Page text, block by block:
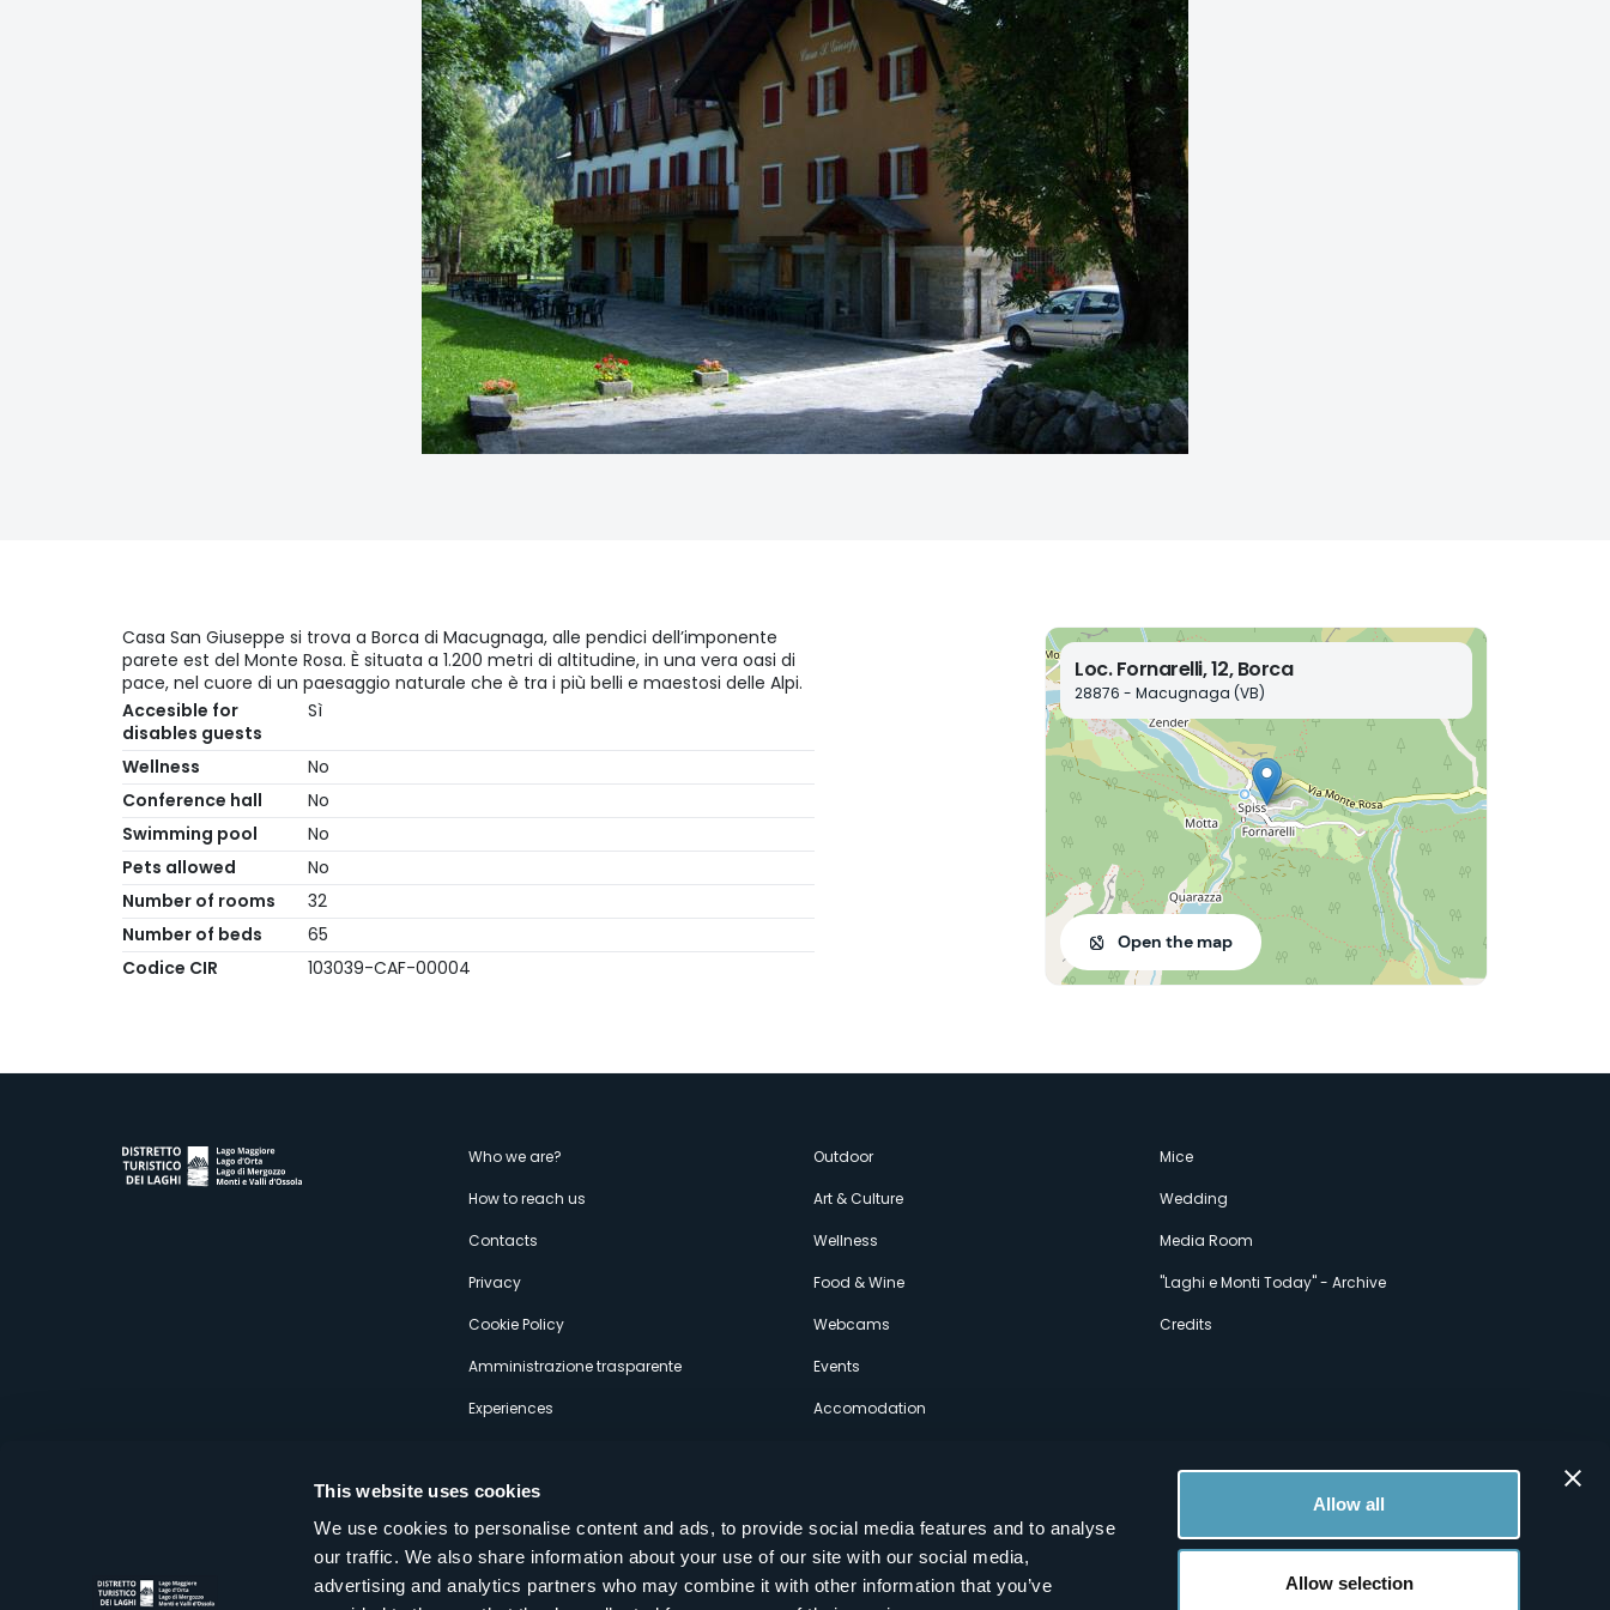
This website uses cookies
We use cookies to personalise content and ads, to provide social media features and to analyse
our traffic. We also share information about your use of our site with our social media,
advertising and analytics partners who may combine it with other information that you’ve
Allow all
Allow selection
Casa San Giuseppe si trova a Borca di Macugnaga, alle pendici dell’imponente
parete est del Monte Rosa. È situata a 1.200 metri di altitudine, in una vera oasi di
pace, nel cuore di un paesaggio naturale che è tra i più belli e maestosi delle Alpi.
Accesible for
disables guests
Sì
Wellness
No
Conference hall
No
Swimming pool
No
Pets allowed
No
Number of rooms
32
Number of beds
65
Codice CIR
103039-CAF-00004
Loc. Fornarelli, 12, Borca
28876 - Macugnaga (VB)
Open the map
Menù
secondario
Who we are?
How to reach us
Contacts
Privacy
Cookie Policy
Amministrazione trasparente
Experiences
Outdoor
Art & Culture
Wellness
Food & Wine
Webcams
Events
Accomodation
Mice
Wedding
Media Room
"Laghi e Monti Today" - Archive
Credits
Distretto Turistico dei Laghi Scrl
Sede legale e operativa: Corso Italia 26 - 28838 Stresa VB - Italy
Follow us on our social networks